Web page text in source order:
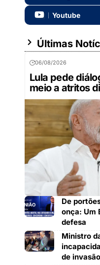
Youtube
Últimas
06/08/2026
Lula pede
meio a atritos
De
onça: Um
defesa
Ministro
de